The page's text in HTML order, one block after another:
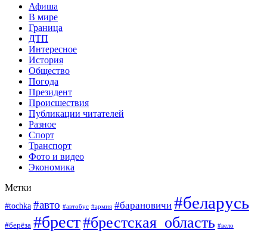
Афиша
В мире
Граница
ДТП
Интересное
История
Общество
Погода
Президент
Происшествия
Публикации читателей
Разное
Спорт
Транспорт
Фото и видео
Экономика
Метки
#tochka #авто #автобус #армия #барановичи #беларусь
#берёза #брест#брестская_область #вело